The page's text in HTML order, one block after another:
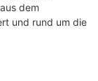
dem
und rund um die